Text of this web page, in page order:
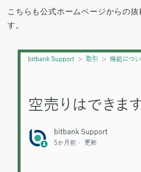
こちらも公式ホームページからの抜
す。